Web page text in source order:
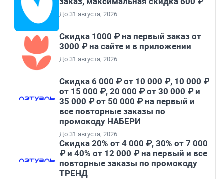
До 31 августа, 2026
Скидка 1000 ₽ на первый заказ от
3000 ₽ на сайте и в приложении
До 31 августа, 2026
Скидка 6 000 ₽ от 10 000 ₽, 10 000 ₽
от 15 000 ₽, 20 000 ₽ от 30 000 ₽ и
35 000 ₽ от 50 000 ₽ на первый и
все повторные заказы по
промокоду НАБЕРИ
До 31 августа, 2026
Скидка 20% от 4 000 ₽, 30% от 7 000
₽ и 40% от 12 000 ₽ на первый и все
повторные заказы по промокоду
ТРЕНД